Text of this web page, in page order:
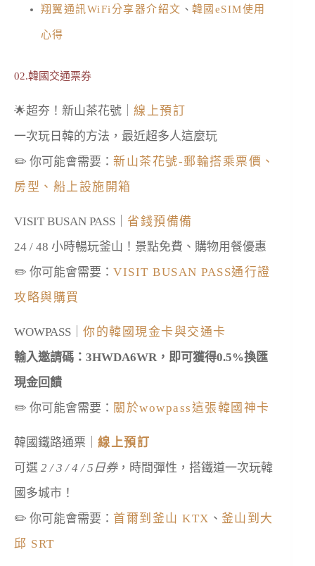
翔翼通訊WiFi分享器介紹文 、 韓國eSIM使用
心得
02.韓國交通票券
🌟超夯！新山茶花號｜ 線上預訂
一次玩日韓的方法，最近超多人這麼玩
✏️ 你可能會需要： 新山茶花號-郵輪搭乘票價、
房型、船上設施開箱
VISIT BUSAN PASS｜ 省錢預備備
24 / 48 小時暢玩釜山！景點免費、購物用餐優惠
✏️ 你可能會需要： VISIT BUSAN PASS通行證
攻略與購買
WOWPASS｜ 你的韓國現金卡與交通卡
輸入邀請碼：3HWDA6WR，即可獲得0.5%換匯
現金回饋
✏️ 你可能會需要： 關於wowpass這張韓國神卡
韓國鐵路通票｜ 線上預訂
可選 2 / 3 / 4 / 5日券，時間彈性，搭鐵道一次玩韓
國多城市！
✏️ 你可能會需要： 首爾到釜山 KTX 、 釜山到大
邱 SRT